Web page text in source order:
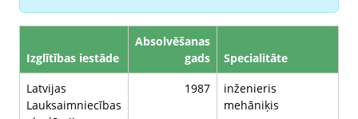
Izglītības iestāde
Absolvēšanas
gads
Specialitāte
Latvijas
Lauksaimniecības
1987
inženieris
mehāniķis